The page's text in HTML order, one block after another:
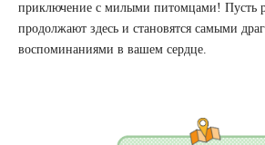
приключение с милыми питомцами! Пусть
продолжают здесь и становятся самыми
воспоминаниями в вашем сердце.